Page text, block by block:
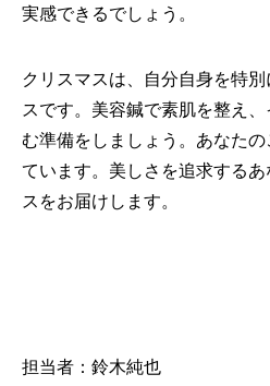
実感できるでしょう。
クリスマスは、自分自身を特
スです。 美容鍼で素肌を整え、
む準備をしましょう。 あなた
ています。 美しさを追求する
スをお届けします。
担当者：鈴木純也